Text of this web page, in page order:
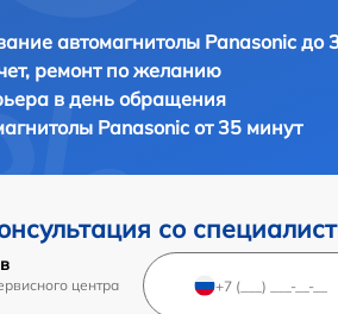
автомагнитолы Panasonic до
ремонт по желанию
в день обращения
Panasonic от 35 минут
со
центра